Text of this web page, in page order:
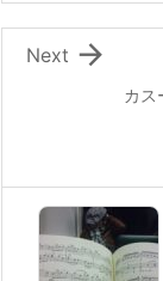
カス

Next